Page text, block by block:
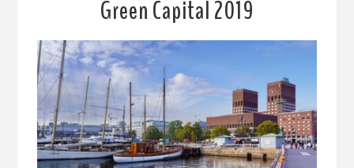
Green Capital 2019